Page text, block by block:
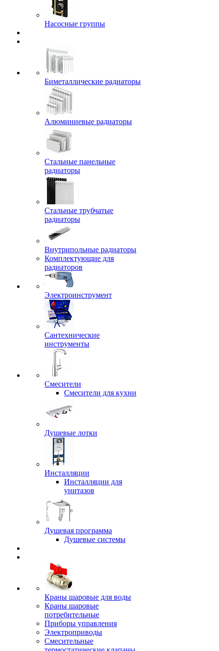
Насосные группы
Биметаллические радиаторы
Алюминиевые радиаторы
Стальные панельные
радиаторы
Стальные трубчатые
радиаторы
Внутрипольные радиаторы
Комплектующие для
радиаторов
Электроинструмент
Сантехнические
инструменты
Смесители
Смесители для кухни
Душевые лотки
Инсталляции
Инсталляции для
унитазов
Душевая программа
Душевые системы
Краны шаровые для воды
Краны шаровые
потребительные
Приборы управления
Электроприводы
Смесительные